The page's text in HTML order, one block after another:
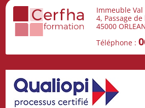
Immeuble
4, Passage de
45000
Téléphone :